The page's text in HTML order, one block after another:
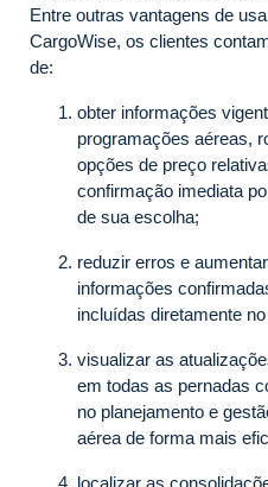
Entre outras vantagens de
CargoWise, os clientes
de:
obter informações
programações aéreas,
opções de preço
confirmação imediata
de sua escolha;
reduzir erros e
informações
incluídas diretamente
visualizar as
em todas as pernadas
no planejamento e
aérea de forma mais
localizar as